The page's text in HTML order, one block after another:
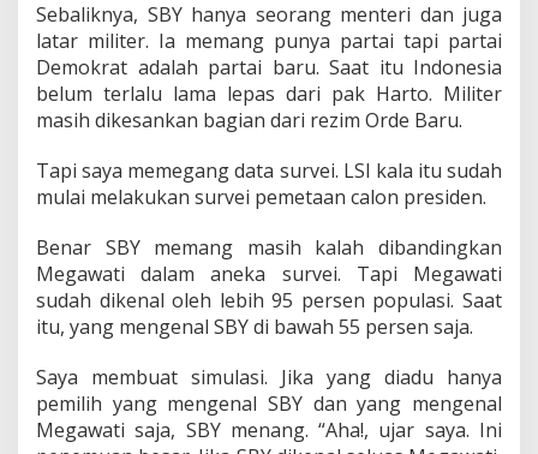
Sebaliknya, SBY hanya seorang menteri dan juga
latar militer. Ia memang punya partai tapi partai
Demokrat adalah partai baru. Saat itu Indonesia
belum terlalu lama lepas dari pak Harto. Militer
masih dikesankan bagian dari rezim Orde Baru.
Tapi saya memegang data survei. LSI kala itu sudah
mulai melakukan survei pemetaan calon presiden.
Benar SBY memang masih kalah dibandingkan
Megawati dalam aneka survei. Tapi Megawati
sudah dikenal oleh lebih 95 persen populasi. Saat
itu, yang mengenal SBY di bawah 55 persen saja.
Saya membuat simulasi. Jika yang diadu hanya
pemilih yang mengenal SBY dan yang mengenal
Megawati saja, SBY menang. “Aha!, ujar saya. Ini